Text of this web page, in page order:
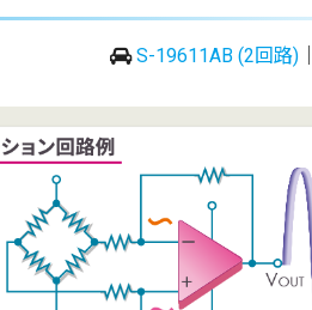
S-19611AB (2回路)